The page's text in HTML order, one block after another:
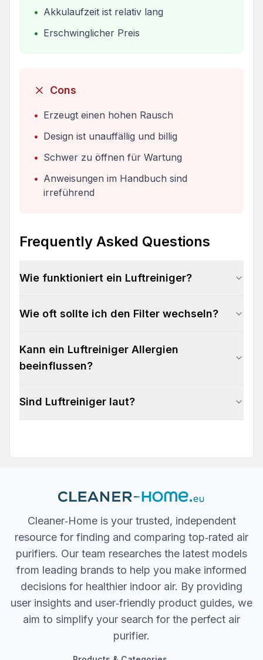
• Akkulaufzeit ist relativ lang
• Erschwinglicher Preis
Cons
• Erzeugt einen hohen Rausch
• Design ist unauffällig und billig
• Schwer zu öffnen für Wartung
• Anweisungen im Handbuch sind
irreführend
Frequently Asked Questions
Wie funktioniert ein Luftreiniger?
Wie oft sollte ich den Filter wechseln?
Kann ein Luftreiniger Allergien
beeinflussen?
Sind Luftreiniger laut?
Cleaner‐Home is your trusted, independent
resource for finding and comparing top‐rated air
purifiers. Our team researches the latest models
from leading brands to help you make informed
decisions for healthier indoor air. By providing
user insights and user‐friendly product guides, we
aim to simplify your search for the perfect air
purifier.